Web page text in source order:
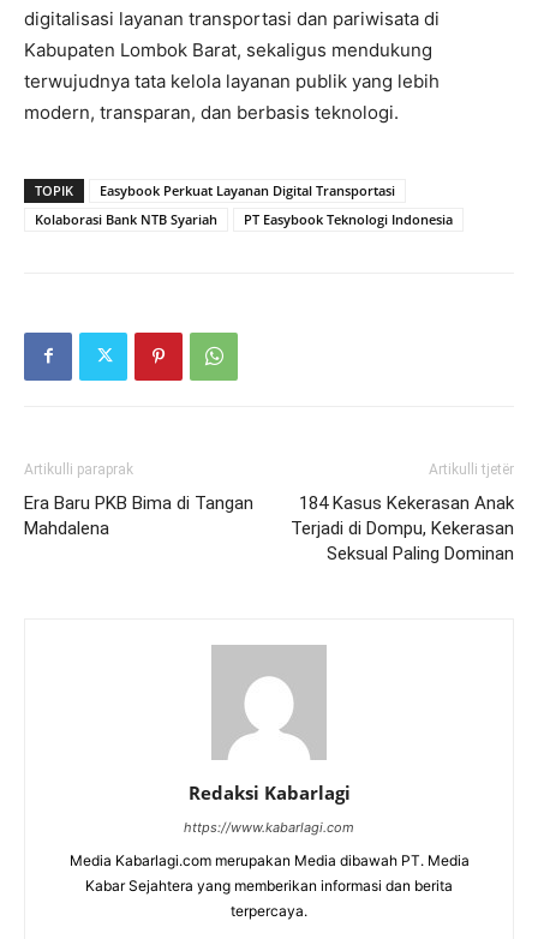
digitalisasi layanan transportasi dan pariwisata di
Kabupaten Lombok Barat, sekaligus mendukung
terwujudnya tata kelola layanan publik yang lebih
modern, transparan, dan berbasis teknologi.
TOPIK
Easybook Perkuat Layanan Digital Transportasi
Kolaborasi Bank NTB Syariah
PT Easybook Teknologi Indonesia
Artikulli paraprak
Era Baru PKB Bima di Tangan
Mahdalena
Artikulli tjetër
184 Kasus Kekerasan Anak
Terjadi di Dompu, Kekerasan
Seksual Paling Dominan
Redaksi Kabarlagi
https://www.kabarlagi.com
Media Kabarlagi.com merupakan Media dibawah PT. Media
Kabar Sejahtera yang memberikan informasi dan berita
terpercaya.